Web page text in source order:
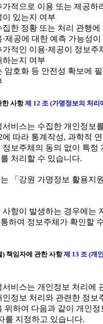
적으로 이용 또는 제공하
있는지 여부
한 정황 또는 처리 관행에
제공에 대한 예측 가능성
적인 이용·제공이 정보주
하는지 여부
암호화 등 안전성 확보에
제 12 조 (가명정보의 처리
비스는 수집한 개인정보
따라 통계작성, 과학적 연
보주체의 동의 없이 특정
처리할 수 있습니다.
「강원 가명정보 활용지
항이 발생하는 경우에는
하여 정보주체가 확인할
제 13 조 (개
비스는 개인정보 처리에
정보 처리와 관련한 정보
위하여 다음과 같이 개인정
를 지정하고 있습니다.